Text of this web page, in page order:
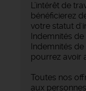
L’intérêt de
bénéficierez
votre statut
Indemnités de
Indemnités de
pourrez avoir
Toutes nos
aux